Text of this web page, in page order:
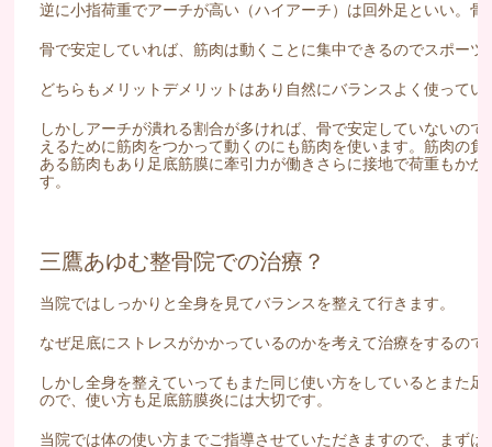
逆に小指荷重でアーチが高い（ハイアーチ）は回外足といい。骨
骨で安定していれば、筋肉は動くことに集中できるのでスポー
どちらもメリットデメリットはあり自然にバランスよく使ってい
しかしアーチが潰れる割合が多ければ、骨で安定していないの
えるために筋肉をつかって動くのにも筋肉を使います。筋肉の
ある筋肉もあり足底筋膜に牽引力が働きさらに接地で荷重もか
す。
三鷹あゆむ整骨院での治療？
当院ではしっかりと全身を見てバランスを整えて行きます。
なぜ足底にストレスがかかっているのかを考えて治療をするの
しかし全身を整えていってもまた同じ使い方をしているとまた
ので、使い方も足底筋膜炎には大切です。
当院では体の使い方までご指導させていただきますので、まずは